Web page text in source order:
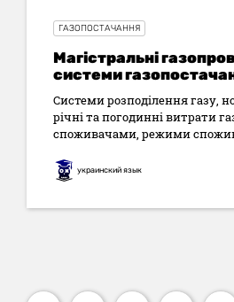
ГАЗОПОСТАЧАННЯ
Магістральні
системи
Системи розподілення газу,
річні та погодинні витрати
споживачами, режими
украинский язык